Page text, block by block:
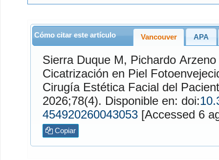
Cómo citar este artículo Vancouver APA
Sierra DuqueM, Pichardo Arzeno
Cicatrización en Piel
Cirugía Estética Facial del
2026;78(4). Disponible en: doi:
454920260043053
Copiar